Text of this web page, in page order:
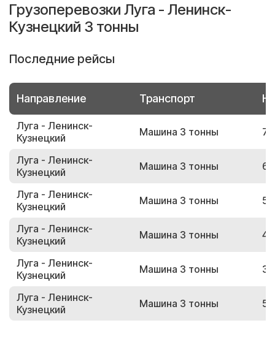
Грузоперевозки Луга - Ленинск-
Кузнецкий 3 тонны
Последние рейсы
Направление Транспорт
Луга - Ленинск-
Кузнецкий
Машина 3 тонны
Луга - Ленинск-
Кузнецкий
Машина 3 тонны
Луга - Ленинск-
Кузнецкий
Машина 3 тонны
Луга - Ленинск-
Кузнецкий
Машина 3 тонны
Луга - Ленинск-
Кузнецкий
Машина 3 тонны
Луга - Ленинск-
Кузнецкий
Машина 3 тонны